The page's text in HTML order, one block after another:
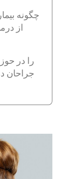
چگونه
از
جراحان